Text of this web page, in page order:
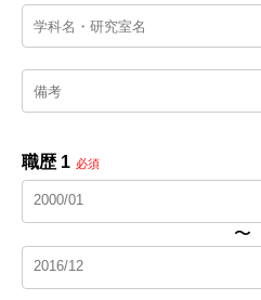
職歴 1 必須
〜